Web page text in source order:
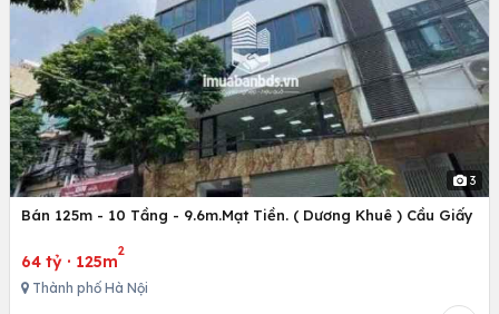
3
Bán 125m - 10 Tầng - 9.6m.Mạt Tiền. ( Dương Khuê ) Cầu Giấy
64 tỷ · 125m
2
Thành phố Hà Nội